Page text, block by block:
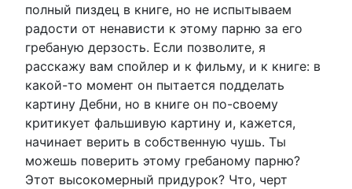
полный пиздец в книге, но не испытываем
радости от ненависти к этому парню за его
гребаную дерзость. Если позволите, я
расскажу вам спойлер и к фильму, и к книге: в
какой-то момент он пытается подделать
картину Дебни, но в книге он по-своему
критикует фальшивую картину и, кажется,
начинает верить в собственную чушь. Ты
можешь поверить этому гребаному парню?
Этот высокомерный придурок? Что, черт